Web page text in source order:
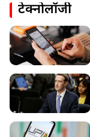
टेक्नोलॉजी